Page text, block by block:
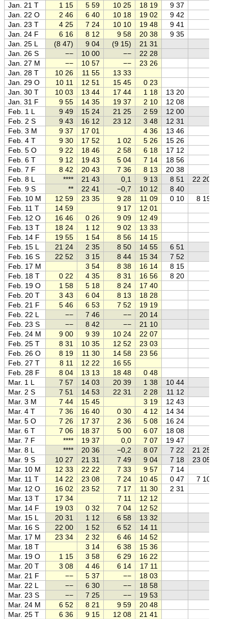
Jan. 21 T
1 15 5 59 10 25 18 19
9 37
Jan. 22 O
2 46 6 40 10 18 19 02
9 42
Jan. 23 T
4 25 7 24 10 10 19 48
9 41
Jan. 24 F
6 16 8 12 9 58 20 38
9 35
Jan. 25 L
(8 47) 9 04 (9 15)
21 31
Jan. 26 S
−− 10 00 −−
22 28
Jan. 27 M
−− 10 57 −−
23 26
Jan. 28 T
10 26 11 55
13 33
Jan. 29 O
10 11 12 51 15 45
0 23
Jan. 30 T
10 03 13 44 17 44 1 18
13 20
Jan. 31 F
9 55 14 35 19 37 2 10
12 08
Feb. 1 L
9 49 15 24 21 25 2 59
12 00
Feb. 2 S
9 43 16 12 23 12 3 48
12 31
Feb. 3 M
9 37 17 01 4 36
13 46
Feb. 4 T
9 30 17 52 1 02 5 26
15 26
Feb. 5 O
9 22 18 46 2 58 6 18
17 12
Feb. 6 T
9 12 19 43 5 04 7 14
18 56
Feb. 7 F
8 42 20 43 7 36 8 13
20 38
Feb. 8 L
**** 21 43 0,1 9 13 8 51
22 20
Feb. 9 S
** 22 41 −0,7 10 12
8 40
Feb. 10 M
12 59 23 35 9 28 11 09 0 10
8 19
Feb. 11 T
14 59 9 17
12 01
Feb. 12 O
16 46 0 26 9 09
12 49
Feb. 13 T
18 24 1 12 9 02
13 33
Feb. 14 F
19 55 1 54 8 56
14 15
Feb. 15 L
21 24 2 35 8 50 14 55
6 51
Feb. 16 S
22 52 3 15 8 44 15 34
7 52
Feb. 17 M
3 54 8 38 16 14
8 15
Feb. 18 T
0 22 4 35 8 31 16 56
8 20
Feb. 19 O
1 58 5 18 8 24
17 40
Feb. 20 T
3 43 6 04 8 13
18 28
Feb. 21 F
5 46 6 53 7 52
19 19
Feb. 22 L
−− 7 46 −−
20 14
Feb. 23 S
−− 8 42 −−
21 10
Feb. 24 M
9 00 9 39 10 24
22 07
Feb. 25 T
8 31 10 35 12 52
23 03
Feb. 26 O
8 19 11 30 14 58
23 56
Feb. 27 T
8 11 12 22
16 55
Feb. 28 F
8 04 13 13 18 48
0 48
Mar. 1 L
7 57 14 03 20 39 1 38
10 44
Mar. 2 S
7 51 14 53 22 31 2 28
11 12
Mar. 3 M
7 44 15 45 3 19
12 43
Mar. 4 T
7 36 16 40 0 30 4 12
14 34
Mar. 5 O
7 26 17 37 2 36 5 08
16 24
Mar. 6 T
7 06 18 37 5 00 6 07
18 08
Mar. 7 F
**** 19 37 0,0 7 07
19 47
Mar. 8 L
**** 20 36 −0,2 8 07 7 22
21 25
Mar. 9 S
10 27 21 31 7 49 9 04 7 18
23 05
Mar. 10 M
12 33 22 22 7 33 9 57
7 14
Mar. 11 T
14 22 23 08 7 24 10 45 0 47
7 10
Mar. 12 O
16 02 23 52 7 17 11 30
2 31
Mar. 13 T
17 34 7 11
12 12
Mar. 14 F
19 03 0 32 7 04
12 52
Mar. 15 L
20 31 1 12 6 58
13 32
Mar. 16 S
22 00 1 52 6 52
14 11
Mar. 17 M
23 34 2 32 6 46
14 52
Mar. 18 T
3 14 6 38
15 36
Mar. 19 O
1 15 3 58 6 29
16 22
Mar. 20 T
3 08 4 46 6 14
17 11
Mar. 21 F
−− 5 37 −−
18 03
Mar. 22 L
−− 6 30 −−
18 58
Mar. 23 S
−− 7 25 −−
19 53
Mar. 24 M
6 52 8 21 9 59
20 48
Mar. 25 T
6 36 9 15 12 08
21 41